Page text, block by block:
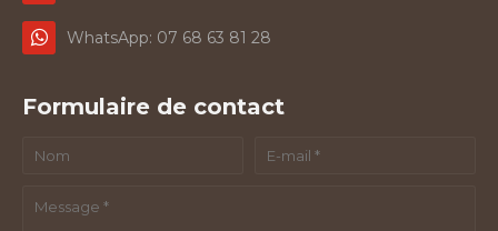
WhatsApp: 07 68 63 81 28
Formulaire de contact